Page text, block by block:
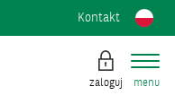
Kontakt
zaloguj menu